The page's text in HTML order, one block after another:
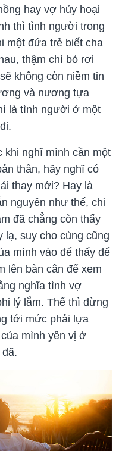
hay vợ hủy hoại
thì tình người trong
một đứa trẻ biết cha
thậm chí bỏ rơi
không còn niềm tin
và nương tựa
là tình người ở một
khi nghĩ mình cần một
thân, hãy nghĩ có
thay mới? Hay là
nguyên như thế, chỉ
đã chẳng còn thấy
suy cho cùng cũng
mình vào để thấy để
lên bàn cân để xem
nghĩa tình vợ
lý lắm. Thế thì đừng
tới mức phải lựa
mình yên vị ở